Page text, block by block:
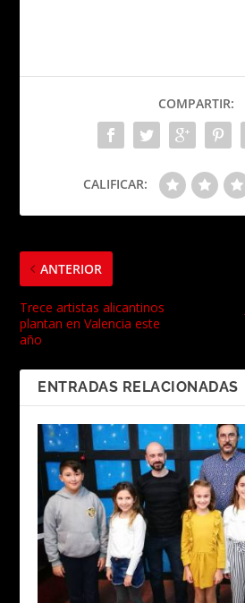
COMPARTIR:
CALIFICAR:
ANTERIOR
Trece artistas alicantinos
plantan en Valencia este
año
ENTRADAS RELACIONADAS